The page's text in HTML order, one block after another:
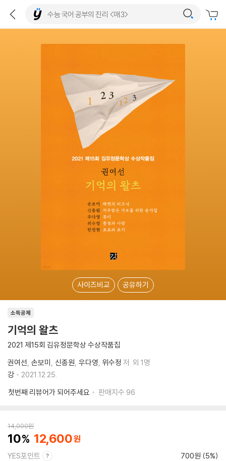
사이즈비교 공유하기
소득공제
기억의 왈츠
2021 제15회 김유정문학상 수상작품집
권여선 손보미 신종원 우다영 위수정 저 외 1명
강
2021.12.25.
첫번째 리뷰어가 되어주세요
판매지수 96
14,000원
10 12,600
YES포인트 700원 (5%)